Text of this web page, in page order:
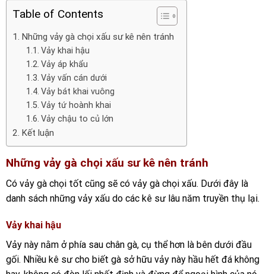
Table of Contents
Những vảy gà chọi xấu sư kê nên tránh
Vảy khai hậu
Vảy áp khẩu
Vảy vấn cán dưới
Vảy bát khai vuông
Vảy tứ hoành khai
Vảy chậu to củ lớn
Kết luận
Những vảy gà chọi xấu sư kê nên tránh
Có vảy gà chọi tốt cũng sẽ có vảy gà chọi xấu. Dưới đây là
danh sách những vảy xấu do các kê sư lâu năm truyền thụ lại.
Vảy khai hậu
Vảy này nằm ở phía sau chân gà, cụ thể hơn là bên dưới đầu
gối. Nhiều kê sư cho biết gà sở hữu vảy này hầu hết đá không